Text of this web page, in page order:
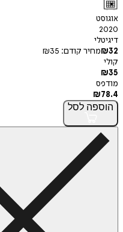
אוגוסט
2020
דיגיטלי
₪32 מחיר קודם: ₪35
קולי
₪35
מודפס
₪78.4
הוספה לסל